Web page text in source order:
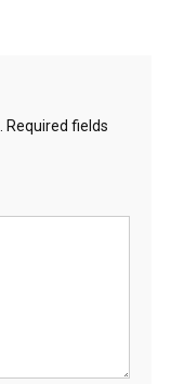
Required fields